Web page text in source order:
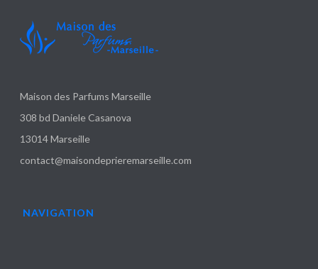
Maison des Parfums Marseille
308 bd Daniele Casanova
13014 Marseille
contact@maisondeprieremarseille.com
NAVIGATION